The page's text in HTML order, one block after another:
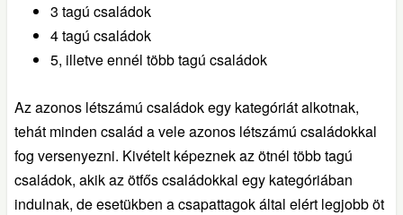
3 tagú családok
4 tagú családok
5, illetve ennél több tagú családok
Az azonos létszámú családok egy kategóriát alkotnak,
tehát minden család a vele azonos létszámú családokkal
fog versenyezni. Kivételt képeznek az ötnél több tagú
családok, akik az ötfős családokkal egy kategóriában
indulnak, de esetükben a csapattagok által elért legjobb öt